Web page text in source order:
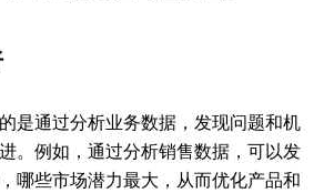
是通过分析业务数据，发现问题和机
。例如，通过分析销售数据，可以发
哪些市场潜力最大，从而优化产品和